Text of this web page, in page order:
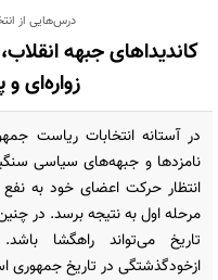
درس‌هایی از
کاندیداهای جبهه
زواره‌ای
در آستانه انتخابات ریاست
نامزدها و جبهه‌های سیاسی
انتظار حرکت اعضای خود به
مرحله اول به نتیجه برسد. در
تاریخ می‌تواند راهگشا
ازخودگذشتگی در تاریخ جمهوری